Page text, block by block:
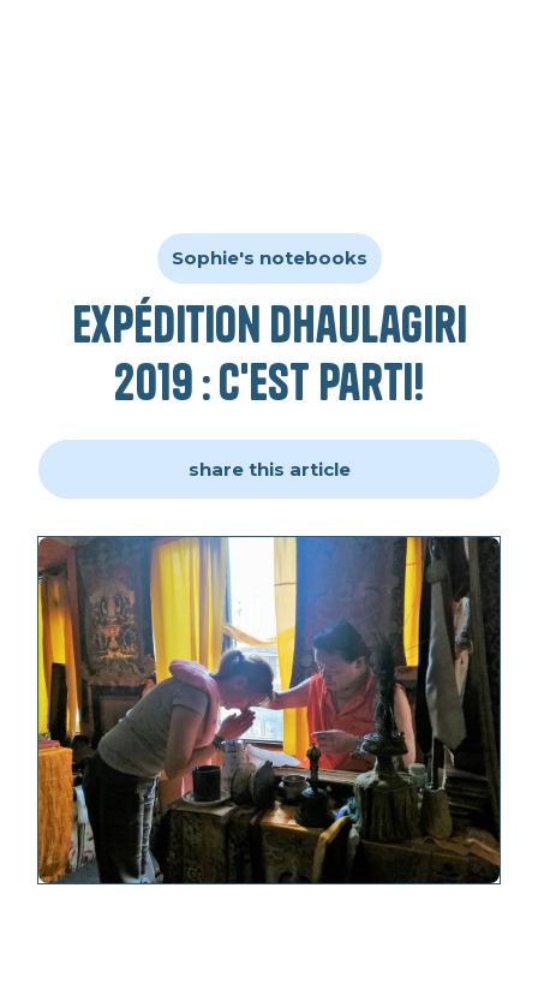
Sophie's notebooks
Expédition Dhaulagiri
2019 : c'est parti!
share this article